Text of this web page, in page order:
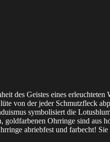
des Geistes eines
von der jeder Schmutzfleck
symbolisiert die
Ohrringe sind aus
abriebfest und farbecht!